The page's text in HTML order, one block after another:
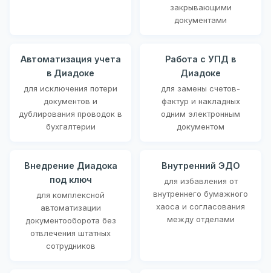
закрывающими
документами
Автоматизация учета
в Диадоке
для исключения потери
документов и
дублирования проводок в
бухгалтерии
Работа с УПД в
Диадоке
для замены счетов-
фактур и накладных
одним электронным
документом
Внедрение Диадока
под ключ
для комплексной
автоматизации
документооборота без
отвлечения штатных
сотрудников
Внутренний ЭДО
для избавления от
внутреннего бумажного
хаоса и согласования
между отделами